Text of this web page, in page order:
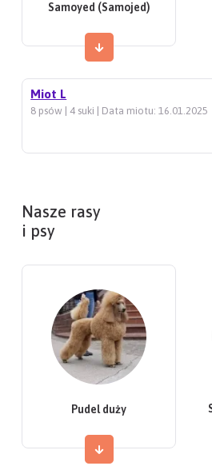
Samoyed (Samojed)
Miot L
8 psów | 4 suki | Data miotu: 16.01.2025
Nasze rasy
i psy
Pudel duży